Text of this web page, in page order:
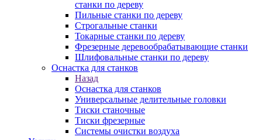
станки по дереву
Пильные станки по дереву
Строгальные станки
Токарные станки по дереву
Фрезерные деревообрабатывающие станки
Шлифовальные станки по дереву
Оснастка для станков
Назад
Оснастка для станков
Универсальные делительные головки
Тиски станочные
Тиски фрезерные
Системы очистки воздуха